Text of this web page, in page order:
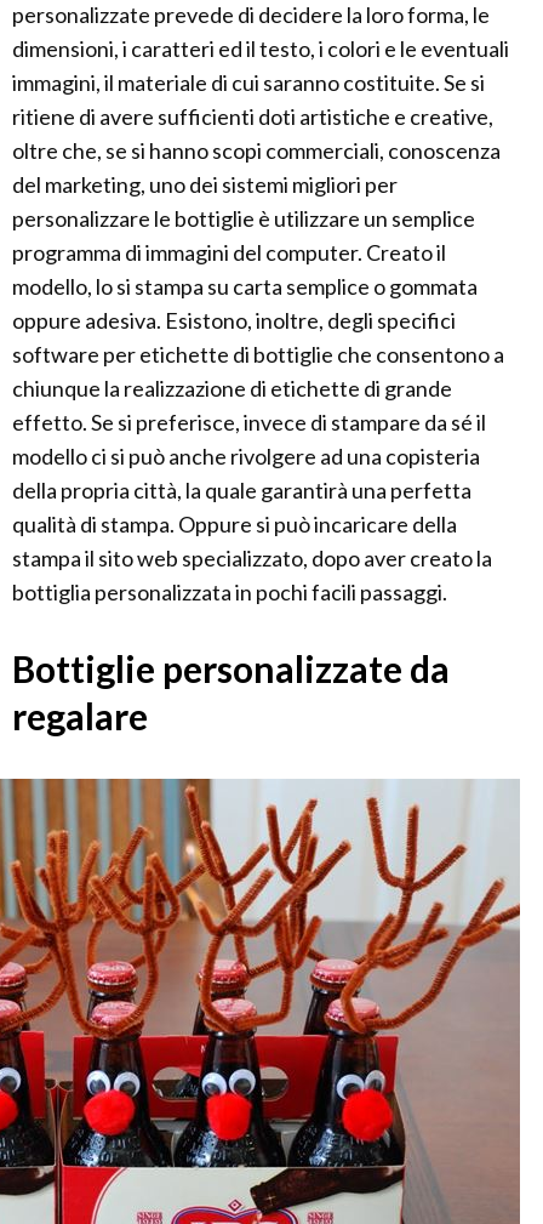
personalizzate prevede di decidere la loro forma, le
dimensioni, i caratteri ed il testo, i colori e le eventuali
immagini, il materiale di cui saranno costituite. Se si
ritiene di avere sufficienti doti artistiche e creative,
oltre che, se si hanno scopi commerciali, conoscenza
del marketing, uno dei sistemi migliori per
personalizzare le bottiglie è utilizzare un semplice
programma di immagini del computer. Creato il
modello, lo si stampa su carta semplice o gommata
oppure adesiva. Esistono, inoltre, degli specifici
software per etichette di bottiglie che consentono a
chiunque la realizzazione di etichette di grande
effetto. Se si preferisce, invece di stampare da sé il
modello ci si può anche rivolgere ad una copisteria
della propria città, la quale garantirà una perfetta
qualità di stampa. Oppure si può incaricare della
stampa il sito web specializzato, dopo aver creato la
bottiglia personalizzata in pochi facili passaggi.
Bottiglie personalizzate da
regalare